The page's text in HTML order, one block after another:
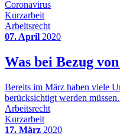
Coronavirus
Kurzarbeit
Arbeitsrecht
07. April 2020
Was bei Bezug
Bereits im März haben viele
berücksichtigt werden
Arbeitsrecht
Kurzarbeit
17. März 2020